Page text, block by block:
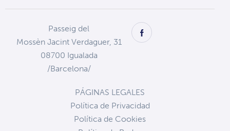
Passeig del
Mossèn Jacint Verdaguer, 31
08700 Igualada
/Barcelona/
PÁGINAS LEGALES
Política de Privacidad
Política de Cookies